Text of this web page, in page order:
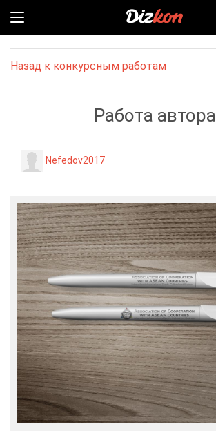
Назад к конкурсным работам
Работа автора
Nefedov2017